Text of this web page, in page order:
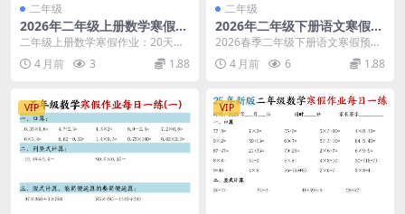
二年级
2026年二年级上册数学寒假作
业每日一练（20天高效打卡电
子版）
二年级上册数学寒假作业：20天每
日一练复习方案 步入快乐寒假，为
了防止知识遗忘，...
4 月前 3 1.88
二年级
2026年二年级下册语文寒假预
习必背课文、古诗及默写专项
表（9页高清版）
2026春季二年级下册语文寒假预习
必备资料 为了让孩子在新学期开学
时更有信心，这...
4 月前 6 1.88
VIP VIP